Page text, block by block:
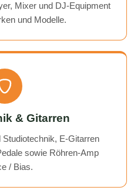
Mixer und DJ-Equipment
und Modelle.
& Gitarren
Studiotechnik, E-Gitarren
sowie Röhren-Amp
/ Bias.